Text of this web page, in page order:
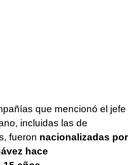
que mencionó el jefe
incluidas las de
fueron nacionalizadas por
hace